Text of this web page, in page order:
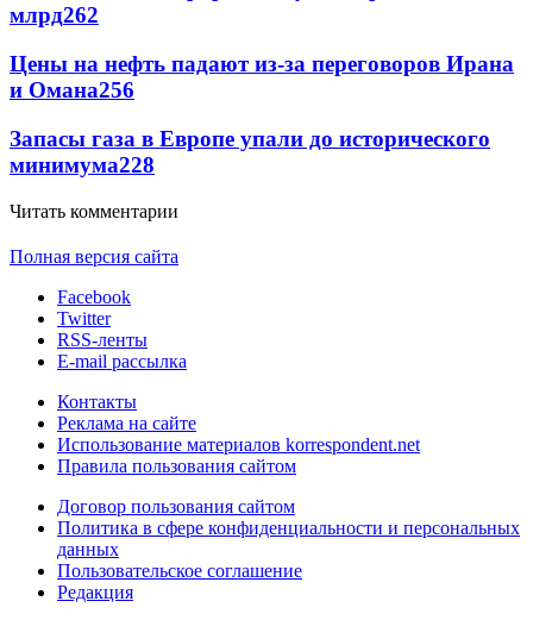
млрд262
Цены на нефть падают из-за переговоров Ирана
и Омана256
Запасы газа в Европе упали до исторического
минимума228
Читать комментарии
Полная версия сайта
Facebook
Twitter
RSS-ленты
E-mail рассылка
Контакты
Реклама на сайте
Использование материалов korrespondent.net
Правила пользования сайтом
Договор пользования сайтом
Политика в сфере конфиденциальности и персональных
данных
Пользовательское соглашение
Редакция